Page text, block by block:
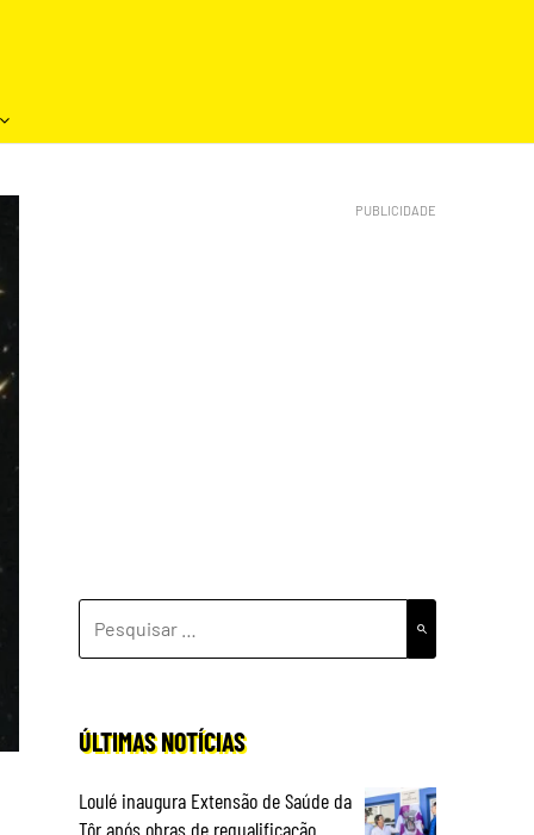
POR:
ÚLTIMAS NOTÍCIAS
Loulé inaugura Extensão de Saúde da
Tôr após obras de requalificação